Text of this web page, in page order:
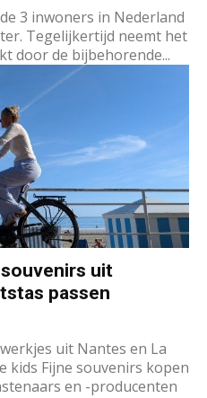
3 inwoners in Nederland
Tegelijkertijd neemt het
door de bijbehorende...
uit
passen
uit Nantes en La
kids Fijne souvenirs kopen
en -producenten